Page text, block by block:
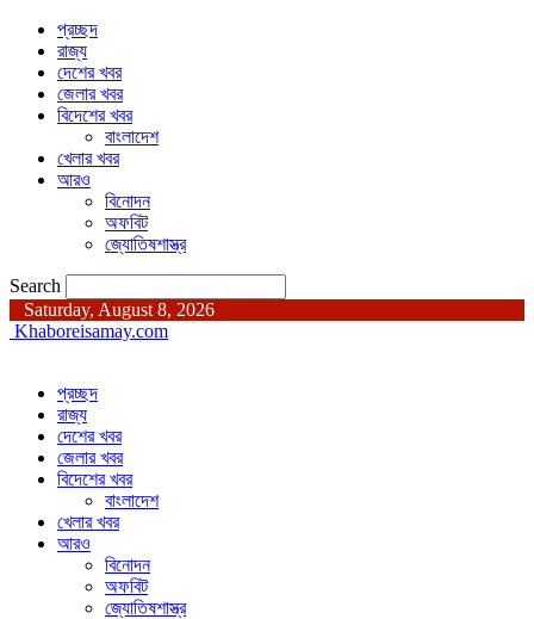
প্রচ্ছদ
রাজ্য
দেশের খবর
জেলার খবর
বিদেশের খবর
বাংলাদেশ
খেলার খবর
আরও
বিনোদন
অফবিট
জ্যোতিষশাস্ত্র
Search
Saturday, August 8, 2026
Khaboreisamay.com
প্রচ্ছদ
রাজ্য
দেশের খবর
জেলার খবর
বিদেশের খবর
বাংলাদেশ
খেলার খবর
আরও
বিনোদন
অফবিট
জ্যোতিষশাস্ত্র